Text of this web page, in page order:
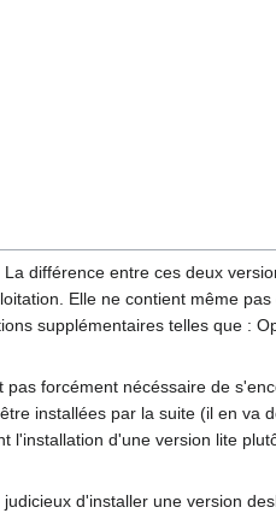
différence entre ces deux
Elle ne contient même
supplémentaires telles que :
forcément nécéssaire de
installées par la suite (il en va
l'installation d'une version lite
d'installer une version